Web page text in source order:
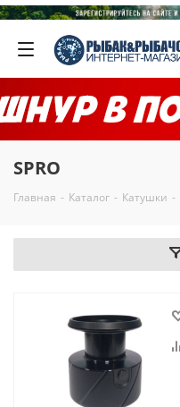
SPRO
Главная - Каталог - Катушки -